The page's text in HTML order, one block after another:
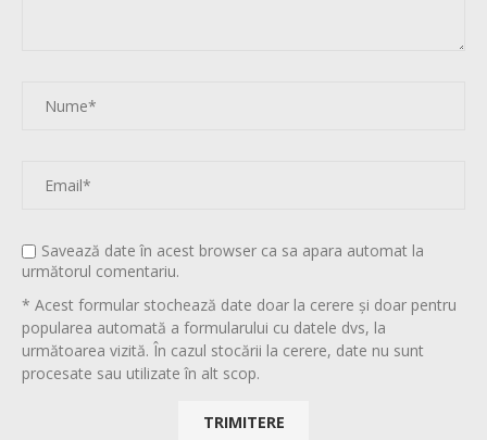
Savează date în acest browser ca sa apara automat la
următorul comentariu.
* Acest formular stochează date doar la cerere și doar pentru
popularea automată a formularului cu datele dvs, la
următoarea vizită. În cazul stocării la cerere, date nu sunt
procesate sau utilizate în alt scop.